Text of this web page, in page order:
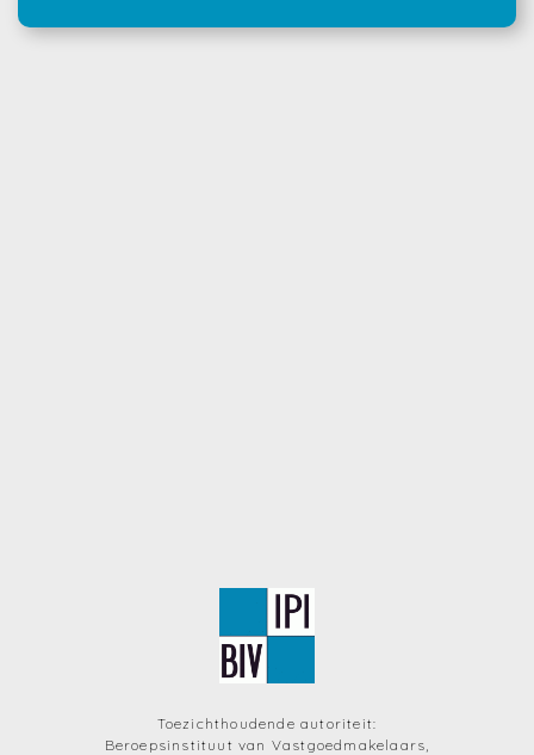
Toezichthoudende autoriteit:
Beroepsinstituut van Vastgoedmakelaars,